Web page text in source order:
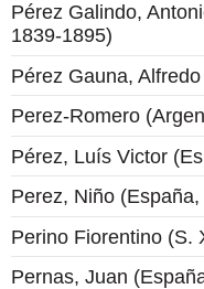
Pérez Galindo,
1839-1895)
Pérez Gauna,
Perez-Romero
Pérez, Luís Victor
Perez, Niño
Perino Fiorentino (S.
Pernas, Juan